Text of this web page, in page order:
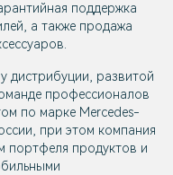
поддержка
а также продажа
дистрибуции, развитой
профессионалов
по марке Mercedes-
при этом компания
портфеля продуктов и